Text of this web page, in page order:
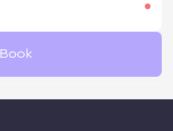
Book